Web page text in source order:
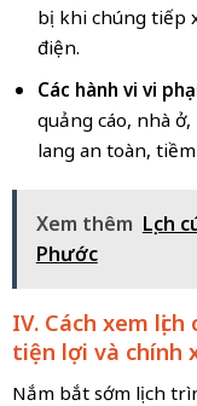
bị khi chúng tiếp
điện.
Các hành vi vi
quảng cáo, nhà
lang an toàn,
Xem thêm Lịch
Phước
IV. Cách xem
tiện lợi và chính
Nắm bắt sớm lịch